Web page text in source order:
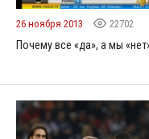
26 ноября 2013 22702
Почему все «да», а мы